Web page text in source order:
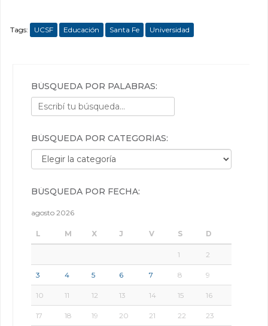
Tags: UCSF Educación Santa Fe Universidad
BÚSQUEDA POR PALABRAS:
BÚSQUEDA POR CATEGORÍAS:
Búsqueda por categorías:
BÚSQUEDA POR FECHA:
agosto 2026
L M X J V S D
1 2
3 4 5 6 7 8 9
10 11 12 13 14 15 16
17 18 19 20 21 22 23